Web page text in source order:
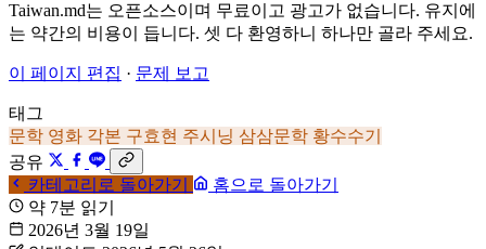
Taiwan.md는 오픈소스이며 무료이고 광고가 없습니다. 유지에
는 약간의 비용이 듭니다. 셋 다 환영하니 하나만 골라 주세요.
이 페이지 편집 · 문제 보고
태그
문학 영화 각본 구효현 주시닝 삼삼문학 황수수기
공유
카테고리로 돌아가기
홈으로 돌아가기
약 7분 읽기
2026년 3월 19일